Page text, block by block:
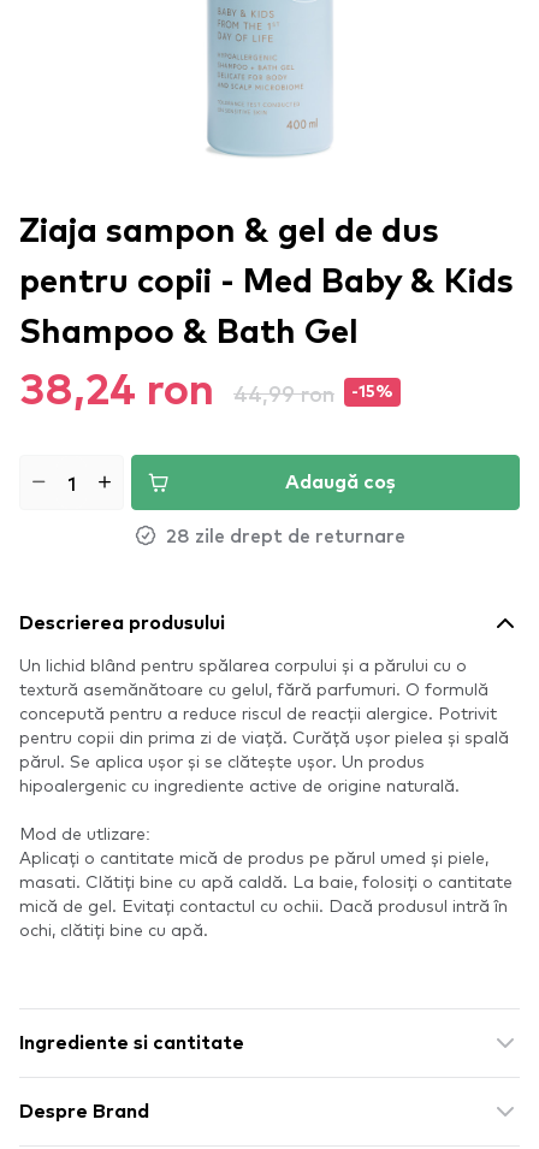
Ziaja sampon & gel de dus
pentru copii - Med Baby & Kids
Shampoo & Bath Gel
38,24 ron 44,99 ron -15%
Adaugă coș
28 zile drept de returnare
Descrierea produsului
Un lichid blând pentru spălarea corpului și a părului cu o
textură asemănătoare cu gelul, fără parfumuri. O formulă
concepută pentru a reduce riscul de reacții alergice. Potrivit
pentru copii din prima zi de viață. Curăță ușor pielea și spală
părul. Se aplica ușor și se clătește ușor. Un produs
hipoalergenic cu ingrediente active de origine naturală.
Mod de utlizare:
Aplicați o cantitate mică de produs pe părul umed și piele,
masati. Clătiți bine cu apă caldă. La baie, folosiți o cantitate
mică de gel. Evitați contactul cu ochii. Dacă produsul intră în
ochi, clătiți bine cu apă.
Ingrediente si cantitate
Despre Brand